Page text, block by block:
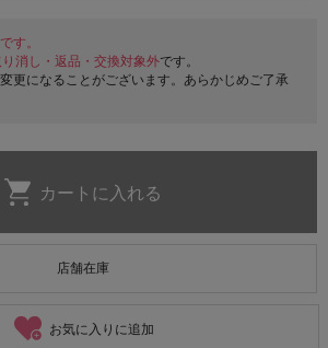
す。
消し・返品・交換対象外です。
更になることがございます。あらかじめご了承
店舗在庫
お気に入りに追加